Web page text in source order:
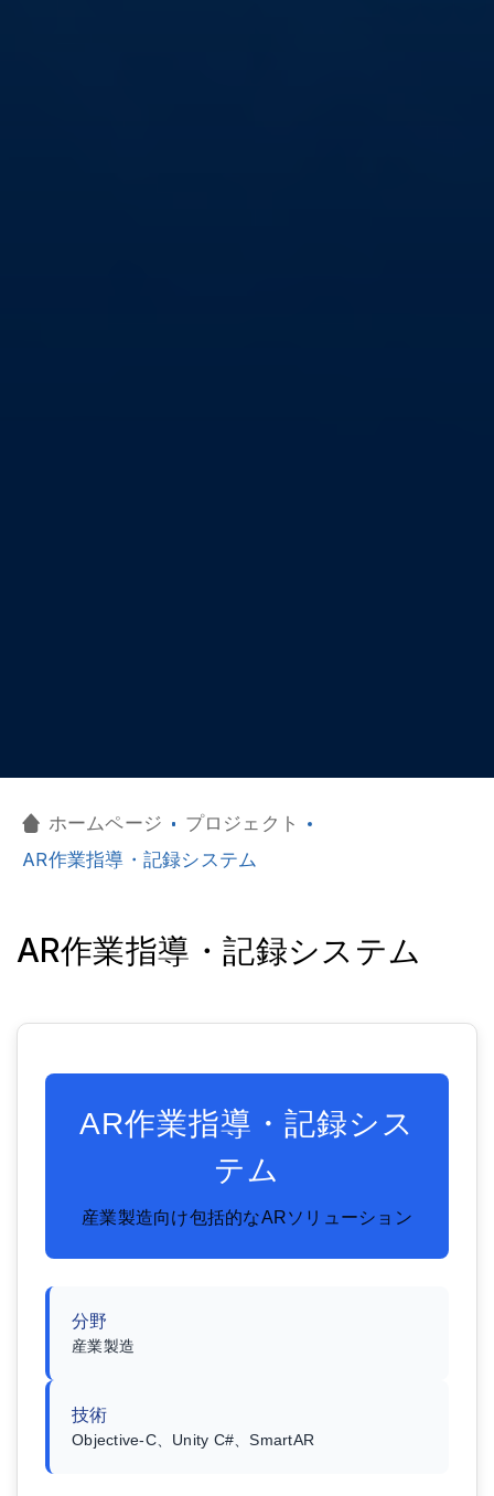
ホームページ
プロジェクト
AR作業指導・記録システム
AR作業指導・記録システム
AR作業指導・記録シス
テム
産業製造向け包括的なARソリューション
分野
産業製造
技術
Objective-C、Unity C#、SmartAR